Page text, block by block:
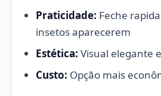
Praticidade: Feche
insetos aparecerem
Estética: Visual elegante
Custo: Opção mais